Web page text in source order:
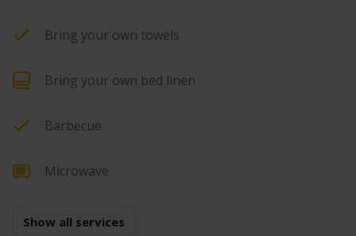
Bring your own towels
Bring your own bed linen
Barbecue
Microwave
Show all services